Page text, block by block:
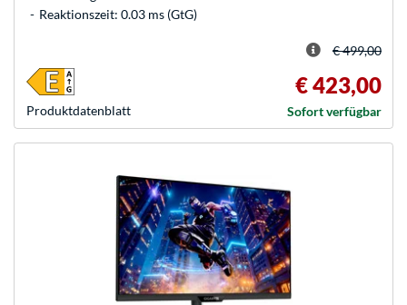
Reaktionszeit: 0.03 ms (GtG)
Produkt­datenblatt
€ 499,00
€ 423,00
Sofort verfügbar